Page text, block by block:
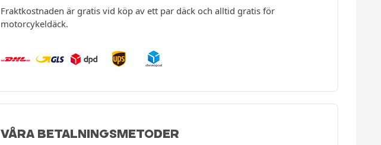
Fraktkostnaden är gratis vid köp av ett par däck och alltid gratis för
motorcykeldäck.
VÅRA BETALNINGSMETODER